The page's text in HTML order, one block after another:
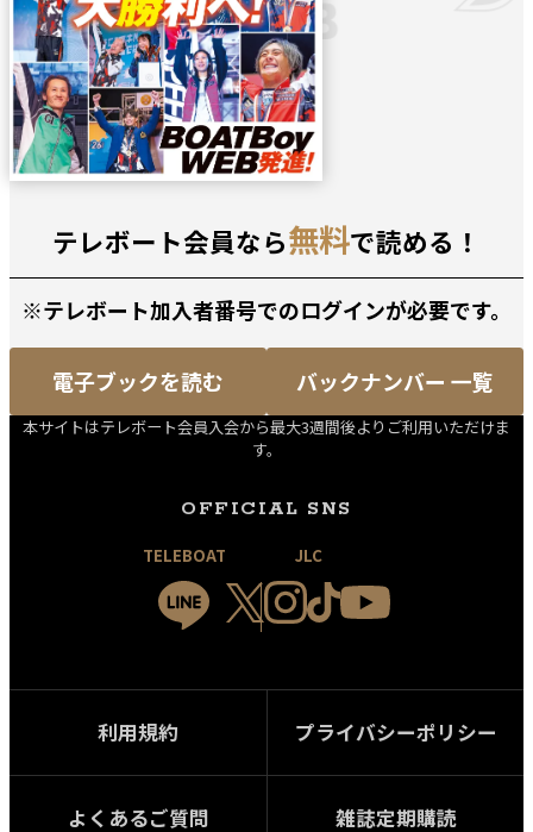
テレボート会員なら無料で読める！
※テレボート加入者番号でのログインが必要です。
電子ブックを読む バックナンバー 一覧
本サイトはテレボート会員入会から最大3週間後よりご利用いただけま
す。
OFFICIAL SNS
TELEBOAT JLC
利用規約 プライバシーポリシー
よくあるご質問 雑誌定期購読